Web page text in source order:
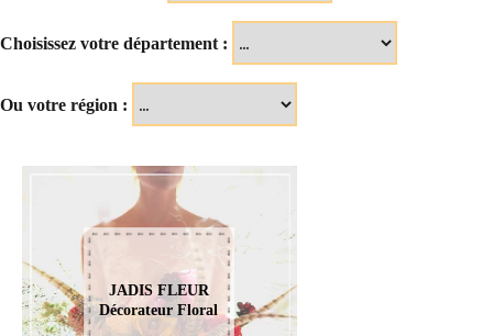
Choisissez votre département :
Ou votre région :
JADIS FLEUR
Décorateur Floral